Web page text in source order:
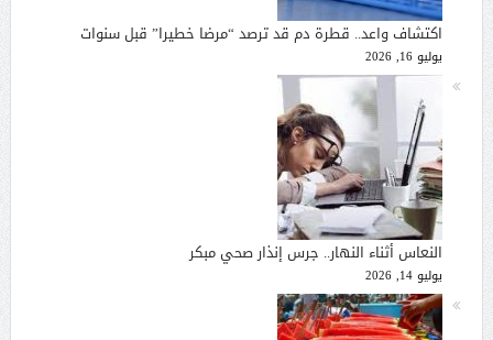
اكتشاف واعد.. قطرة دم قد ترصد “مرضا خطيرا” قبل سنوات
يوليو 16, 2026
النعاس أثناء النهار.. جرس إنذار صحي مبكر
يوليو 14, 2026